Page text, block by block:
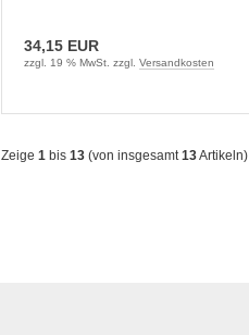
34,15 EUR
zzgl. 19 % MwSt. zzgl. Versandkosten
Zeige 1 bis 13 (von insgesamt 13Artikeln)